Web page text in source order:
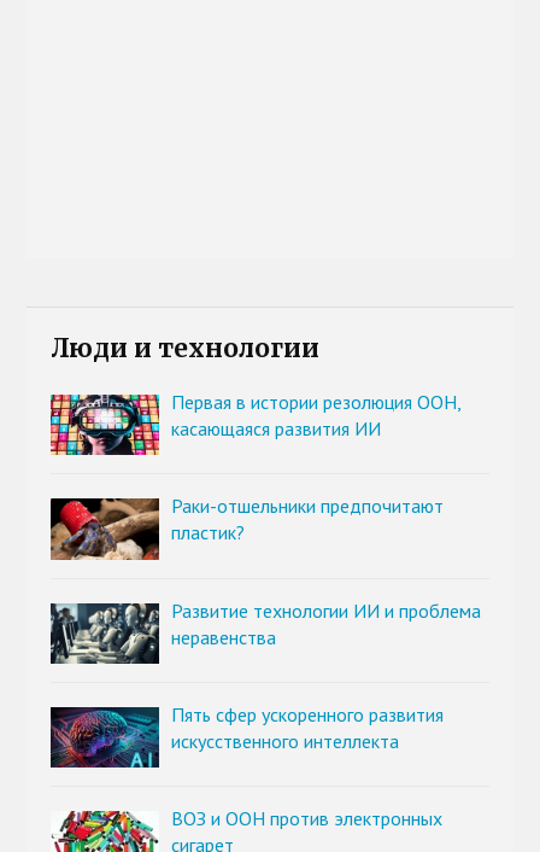
Люди и технологии
Первая в истории резолюция ООН,
касающаяся развития ИИ
Раки-отшельники предпочитают
пластик?
Развитие технологии ИИ и проблема
неравенства
Пять сфер ускоренного развития
искусственного интеллекта
ВОЗ и ООН против электронных
сигарет